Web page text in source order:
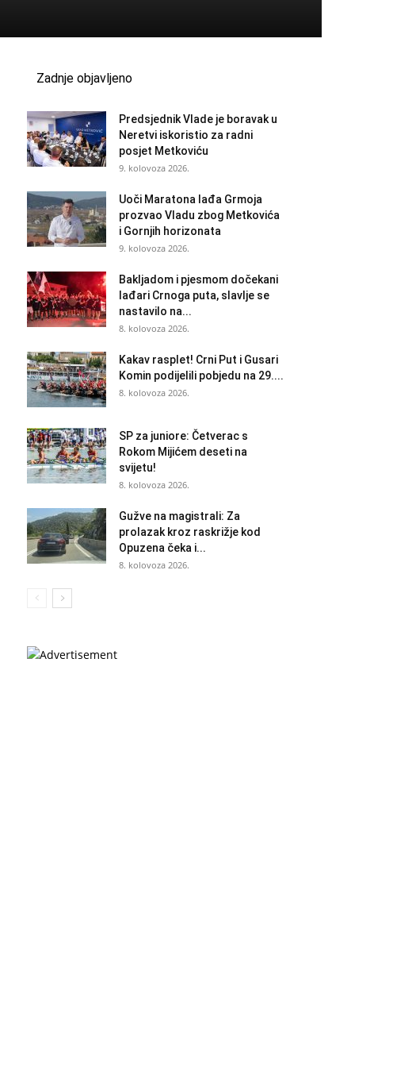
Zadnje objavljeno
Predsjednik Vlade je boravak u
Neretvi iskoristio za radni
posjet Metkoviću
9. kolovoza 2026.
Uoči Maratona lađa Grmoja
prozvao Vladu zbog Metkovića
i Gornjih horizonata
9. kolovoza 2026.
Bakljadom i pjesmom dočekani
lađari Crnoga puta, slavlje se
nastavilo na...
8. kolovoza 2026.
Kakav rasplet! Crni Put i Gusari
Komin podijelili pobjedu na 29....
8. kolovoza 2026.
SP za juniore: Četverac s
Rokom Mijićem deseti na
svijetu!
8. kolovoza 2026.
Gužve na magistrali: Za
prolazak kroz raskrižje kod
Opuzena čeka i...
8. kolovoza 2026.